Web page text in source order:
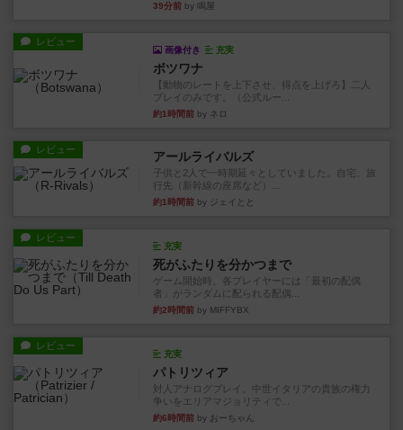
39分前 by 鳴屋
レビュー
画像付き 充実
ボツワナ
【動物のレートを上下させ、得点を上げろ】二人
プレイのみです。（公式ルー...
約1時間前 by ネロ
レビュー アールライバルズ
子供と2人で一時期延々としていました。自宅、旅
行先（新幹線の座席など）...
約1時間前 by ジェイとと
レビュー
充実
死がふたりを分かつまで
ゲーム開始時、各プレイヤーには「最初の配偶
者」がランダムに配られる配偶...
約2時間前 by MIFFYBX
レビュー
充実
パトリツィア
対人アナログプレイ。中世イタリアの貴族の権力
争いをエリアマジョリティで...
約6時間前 by おーちゃん